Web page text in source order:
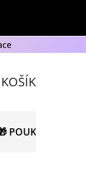
POUKAZY